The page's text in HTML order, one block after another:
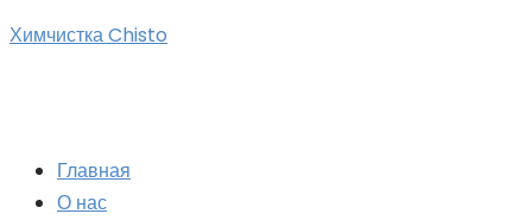
Перейти
Химчистка Chisto
Главная
О нас